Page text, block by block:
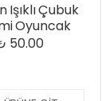
Işıklı Çubuk
Oyuncak
50.00